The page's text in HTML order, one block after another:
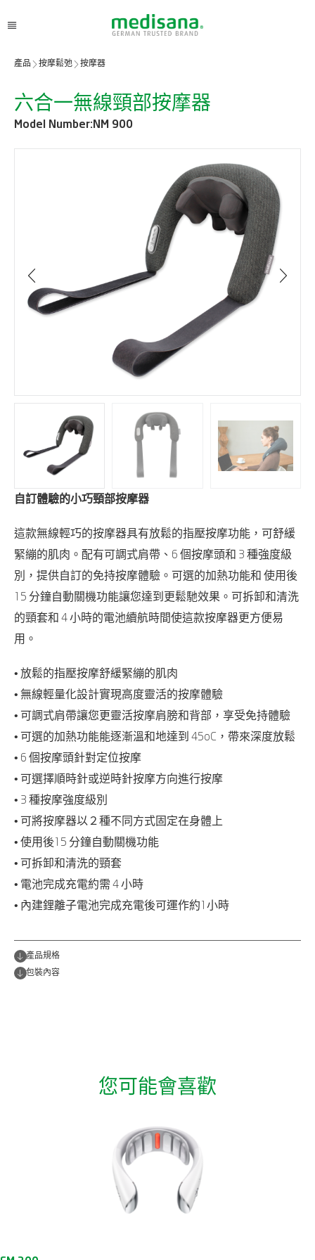
產品 按摩鬆弛 按摩器
六合一無線頸部按摩器
Model Number: NM 900
自訂體驗的小巧頸部按摩器
這款無線輕巧的按摩器具有放鬆的指壓按摩功能，可舒緩
緊繃的肌肉。配有可調式肩帶、6 個按摩頭和 3 種強度級
別，提供自訂的免持按摩體驗。可選的加熱功能和 使用後
15 分鐘自動關機功能讓您達到更鬆馳效果。可拆卸和清洗
的頸套和 4 小時的電池續航時間使這款按摩器更方便易
用。
• 放鬆的指壓按摩舒緩緊繃的肌肉
• 無線輕量化設計實現高度靈活的按摩體驗
• 可調式肩帶讓您更靈活按摩肩膀和背部，享受免持體驗
• 可選的加熱功能能逐漸溫和地達到 45oC，帶來深度放鬆
• 6 個按摩頭針對定位按摩
• 可選擇順時針或逆時針按摩方向進行按摩
• 3 種按摩強度級別
• 可將按摩器以２種不同方式固定在身體上
• 使用後15 分鐘自動關機功能
• 可拆卸和清洗的頸套
• 電池完成充電約需 4 小時
• 內建鋰離子電池完成充電後可運作約1小時
產品規格
包裝內容
您可能會喜歡